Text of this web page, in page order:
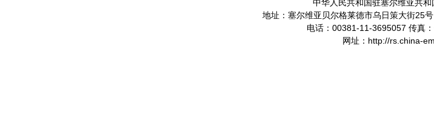
中华人民共和国驻塞尔维亚共
地址：塞尔维亚贝尔格莱德市乌日策大街25
电话： 00381-11-3695057 传真：
网址： http://rs.china-